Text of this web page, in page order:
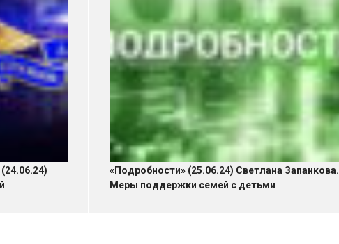
«Подробности» (25.06.24) Светлана Запанкова.
Меры поддержки семей с детьми